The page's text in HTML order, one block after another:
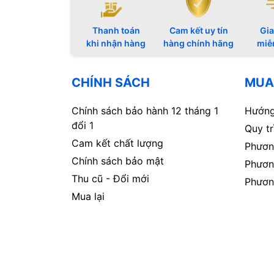
Thanh toán
khi nhận hàng
Cam kết uy tín
hàng chính hãng
CHÍNH SÁCH
Chính sách bảo hành 12 tháng 1
đổi 1
Cam kết chất lượng
Chính sách bảo mật
Thu cũ - Đổi mới
Mua lại
Quy